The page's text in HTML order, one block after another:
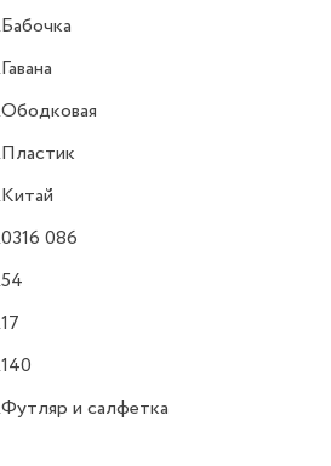
Бабочка
Гавана
Ободковая
Пластик
Китай
0316 086
54
17
140
Футляр и салфетка